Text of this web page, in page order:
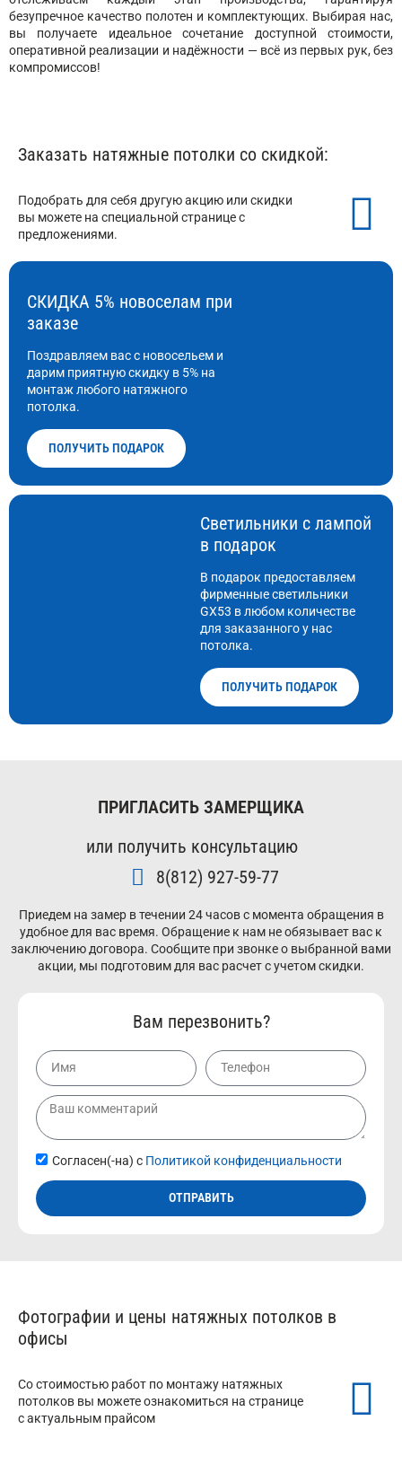
безупречное качество полотен и комплектующих. Выбирая нас,
вы получаете идеальное сочетание доступной стоимости,
оперативной реализации и надёжности — всё из первых рук, без
компромиссов!
Заказать натяжные потолки со скидкой:
Подобрать для себя другую акцию или скидки
вы можете на специальной странице с
предложениями.
СКИДКА 5% новоселам при
заказе
Поздравляем вас с новосельем и
дарим приятную скидку в 5% на
монтаж любого натяжного
потолка.
ПОЛУЧИТЬ ПОДАРОК
Светильники с лампой
в подарок
В подарок предоставляем
фирменные светильники
GX53 в любом количестве
для заказанного у нас
потолка.
ПОЛУЧИТЬ ПОДАРОК
ПРИГЛАСИТЬ ЗАМЕРЩИКА
или получить консультацию
8(812) 927-59-77
Приедем на замер в течении 24 часов с момента обращения в
удобное для вас время. Обращение к нам не обязывает вас к
заключению договора. Сообщите при звонке о выбранной вами
акции, мы подготовим для вас расчет с учетом скидки.
Вам перезвонить?
Согласен(-на) с Политикой конфиденциальности
ОТПРАВИТЬ
Фотографии и цены натяжных потолков в
офисы
Со стоимостью работ по монтажу натяжных
потолков вы можете ознакомиться на странице
с актуальным прайсом